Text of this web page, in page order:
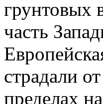
грунтовых
часть
страдали
пределах